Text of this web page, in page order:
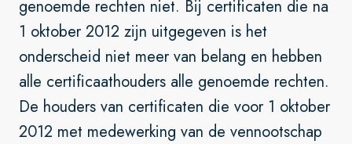
genoemde rechten niet. Bij certificaten die na
1 oktober 2012 zijn uitgegeven is het
onderscheid niet meer van belang en hebben
alle certificaathouders alle genoemde rechten.
De houders van certificaten die voor 1 oktober
2012 met medewerking van de vennootschap